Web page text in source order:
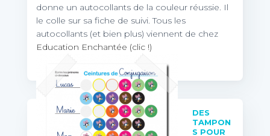
donne un autocollants de la couleur réussie. Il
le colle sur sa fiche de suivi. Tous les
autocollants (et bien plus) viennent de chez
Education Enchantée (clic !)
DES
TAMPON
S POUR